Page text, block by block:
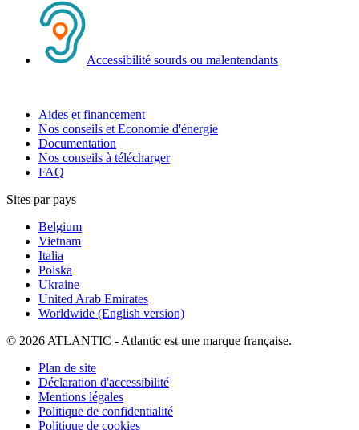
Accessibilité sourds ou malentendants
Aides et financement
Nos conseils et Economie d'énergie
Documentation
Nos conseils à télécharger
FAQ
Sites par pays
Belgium
Vietnam
Italia
Polska
Ukraine
United Arab Emirates
Worldwide (English version)
© 2026 ATLANTIC - Atlantic est une marque française.
Plan de site
Déclaration d'accessibilité
Mentions légales
Politique de confidentialité
Politique de cookies